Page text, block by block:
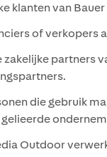
klanten van
of verkopers
zakelijke partners
die gebruik
Outdoor